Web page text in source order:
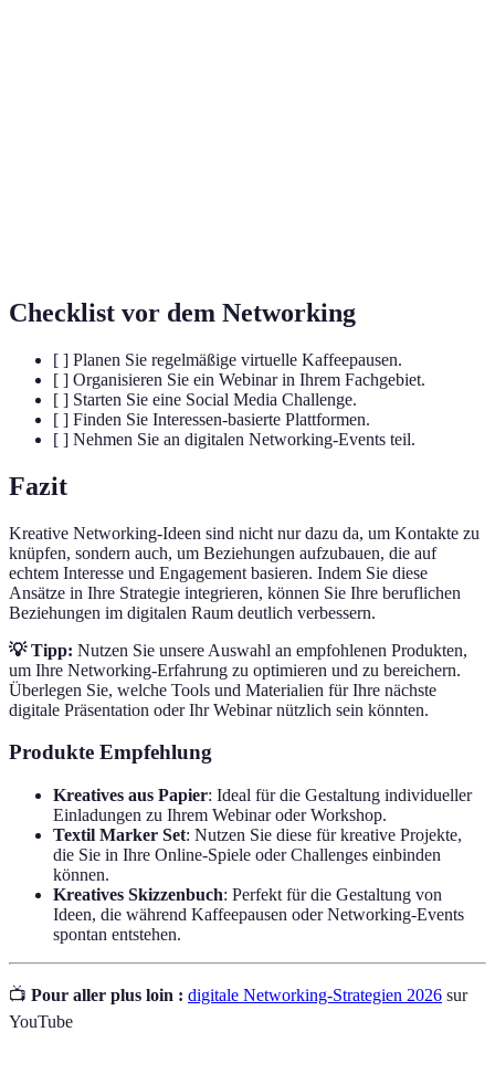
Checklist vor dem Networking
[ ] Planen Sie regelmäßige virtuelle Kaffeepausen.
[ ] Organisieren Sie ein Webinar in Ihrem Fachgebiet.
[ ] Starten Sie eine Social Media Challenge.
[ ] Finden Sie Interessen-basierte Plattformen.
[ ] Nehmen Sie an digitalen Networking-Events teil.
Fazit
Kreative Networking-Ideen sind nicht nur dazu da, um Kontakte zu
knüpfen, sondern auch, um Beziehungen aufzubauen, die auf
echtem Interesse und Engagement basieren. Indem Sie diese
Ansätze in Ihre Strategie integrieren, können Sie Ihre beruflichen
Beziehungen im digitalen Raum deutlich verbessern.
💡 Tipp: Nutzen Sie unsere Auswahl an empfohlenen Produkten,
um Ihre Networking-Erfahrung zu optimieren und zu bereichern.
Überlegen Sie, welche Tools und Materialien für Ihre nächste
digitale Präsentation oder Ihr Webinar nützlich sein könnten.
Produkte Empfehlung
Kreatives aus Papier: Ideal für die Gestaltung individueller
Einladungen zu Ihrem Webinar oder Workshop.
Textil Marker Set: Nutzen Sie diese für kreative Projekte,
die Sie in Ihre Online-Spiele oder Challenges einbinden
können.
Kreatives Skizzenbuch: Perfekt für die Gestaltung von
Ideen, die während Kaffeepausen oder Networking-Events
spontan entstehen.
📺 Pour aller plus loin : digitale Networking-Strategien 2026 sur
YouTube